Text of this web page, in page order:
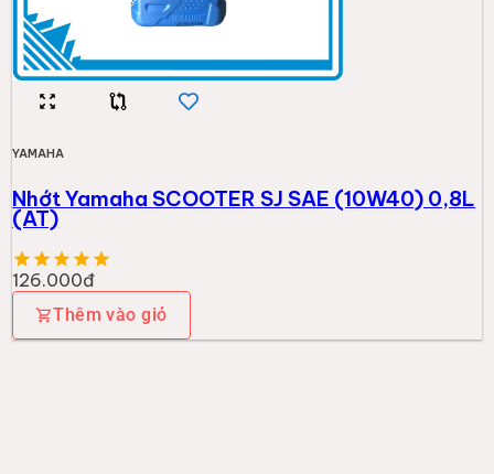
YAMAHA
Nhớt Yamaha SCOOTER SJ SAE (10W40) 0,8L
(AT)
126.000đ
Thêm vào giỏ